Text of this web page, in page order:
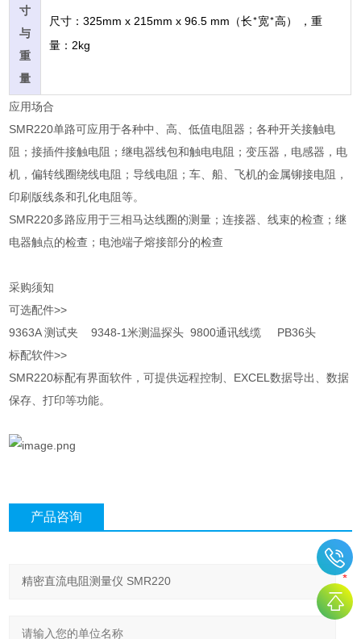
寸
与
重
量
尺寸：325mm x 215mm x 96.5 mm （长*宽*高）
，重
量：2kg
应用场合
SMR220单路可应用于各种中、高、低值电阻器；各种开关接触电
阻；接插件接触电阻；继电器线包和触电电阻；变压器，电感器，电
机，偏转线圈绕线电阻；导线电阻；车、船、飞机的金属铆接电阻，
印刷版线条和孔化电阻等。
SMR220多路应用于三相马达线圈的测量；连接器、线束的检查；继
电器触点的检查；电池端子熔接部分的检查
采购须知
可选配件>>
9363A 测试夹 9348-1米测温探头 9800通讯线缆 PB36头
标配软件>>
SMR220标配有界面软件，可提供远程控制、EXCEL数据导出、数据
保存、打印等功能。
产品咨询